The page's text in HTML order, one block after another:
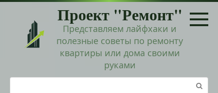
Перейти
Проект "Ремонт"
Представляем лайфхаки и
полезные советы по ремонту
квартиры или дома своими
руками
Поиск: